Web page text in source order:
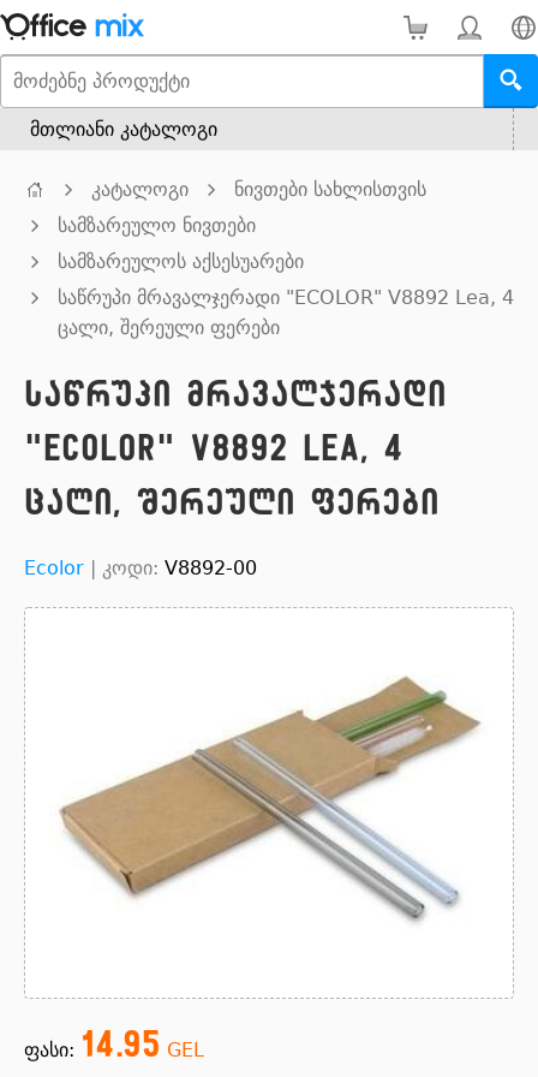
მთლიანი კატალოგი
კატალოგი
ნივთები სახლისთვის
სამზარეულო ნივთები
სამზარეულოს აქსესუარები
საწრუპი მრავალჯერადი "ECOLOR" V8892 Lea, 4
ცალი, შერეული ფერები
საწრუპი მრავალჯერადი
"ECOLOR" V8892 Lea, 4
ცალი, შერეული ფერები
Ecolor | კოდი: V8892-00
ფასი: 14.95 GEL